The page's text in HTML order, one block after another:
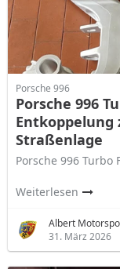
Porsche 996
Porsche 996
Entkoppelung
Straßenlage
Porsche 996
Weiterlesen
Albert
31. März 2026